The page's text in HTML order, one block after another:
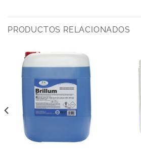
PRODUCTOS RELACIONADOS